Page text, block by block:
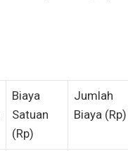
Biaya
Satuan
(Rp)
Jumlah
Biaya (Rp)